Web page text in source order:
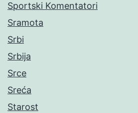
Sportski Komentatori
Sramota
Srbi
Srbija
Srce
Sreća
Starost